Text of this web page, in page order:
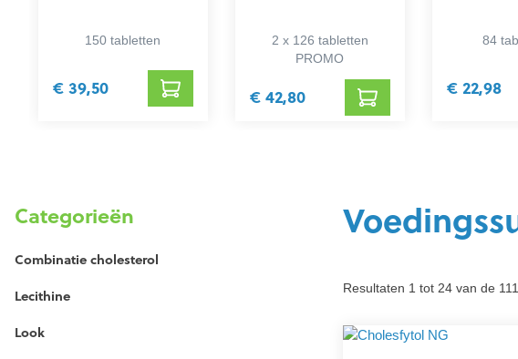
150 tabletten
€ 39,50
2 x 126 tabletten
PROMO
€ 42,80
84
€ 22,98
Categorieën
Combinatie cholesterol
Lecithine
Look
Resultaten 1 tot 24 van de 111